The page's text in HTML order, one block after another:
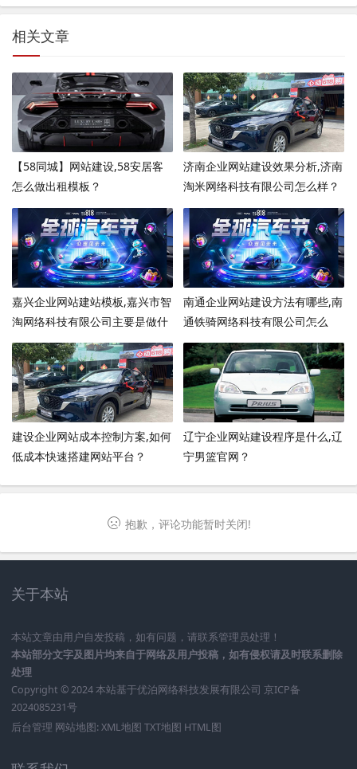
相关文章
【58同城】网站建设,58安居客
怎么做出租模板？
济南企业网站建设效果分析,济南
淘米网络科技有限公司怎么样？
嘉兴企业网站建站模板,嘉兴市智
淘网络科技有限公司主要是做什
么？
南通企业网站建设方法有哪些,南
通铁骑网络科技有限公司怎么
样？
建设企业网站成本控制方案,如何
低成本快速搭建网站平台？
辽宁企业网站建设程序是什么,辽
宁男篮官网？
抱歉，评论功能暂时关闭!
关于本站
本站文章由用户自发投稿，如有问题，请联系管理员处理！
本站部分文字及图片均来自于网络及用户投稿，如有侵权请及时联系删除
处理
Copyright © 2024 本站基于优泊网络科技发展有限公司 京ICP备
2024085231号
后台管理 网站地图: XML地图 TXT地图 HTML图